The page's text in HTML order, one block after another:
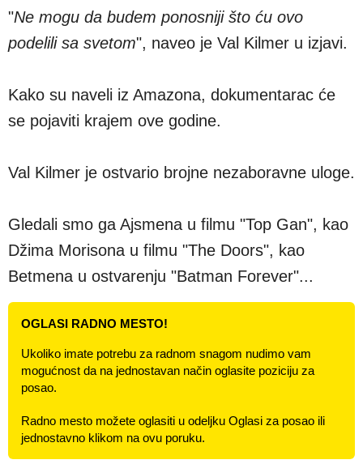
"Ne mogu da budem ponosniji što ću ovo
podelili sa svetom", naveo je Val Kilmer u izjavi.
Kako su naveli iz Amazona, dokumentarac će
se pojaviti krajem ove godine.
Val Kilmer je ostvario brojne nezaboravne uloge.
Gledali smo ga Ajsmena u filmu "Top Gan", kao
Džima Morisona u filmu "The Doors", kao
Betmena u ostvarenju "Batman Forever"...
OGLASI RADNO MESTO!
Ukoliko imate potrebu za radnom snagom nudimo vam
mogućnost da na jednostavan način oglasite poziciju za
posao.
Radno mesto možete oglasiti u odeljku Oglasi za posao ili
jednostavno klikom na ovu poruku.